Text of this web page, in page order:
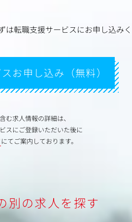
は転職支援サービスにお申し込み
お申し込み（無料）
む求人情報の詳細は、
スにご登録いただいた後に
にてご案内しております。
別の求人を探す